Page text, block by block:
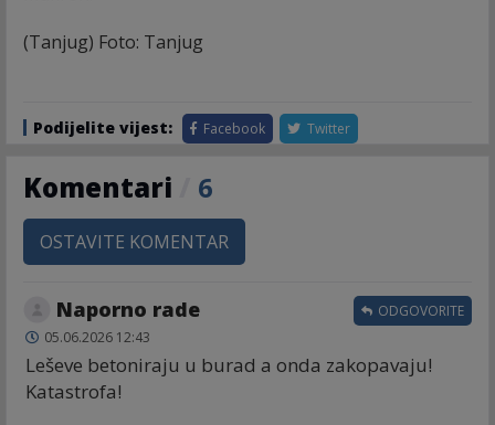
(Tanjug) Foto: Tanjug
Podijelite vijest: Facebook Twitter
Komentari 6
OSTAVITE KOMENTAR
Naporno rade
05.06.2026 12:43
Leševe betoniraju u burad a onda zakopavaju!
Katastrofa!
ODGOVORITE